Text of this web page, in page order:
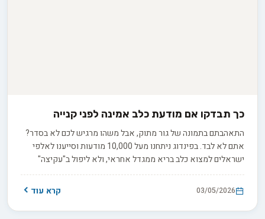
כך תבדקו אם מודעת כלב אמינה לפני קנייה
התאהבתם בתמונה של גור מתוק, אבל משהו מרגיש לכם לא בסדר?
אתם לא לבד. בפינדוג ניתחנו מעל 10,000 מודעות וסייענו לאלפי
ישראלים למצוא כלב בריא ממגדל אחראי, ולא ליפול ב"עקיצה"
שמסתיימת בשברון לב, חשבונות וטרינר כבדים, או תמיכה לא מודעת
במשקי גידול פוגעניים. במדריך הבא נפרק את התהליך לשלושה
שלבים ברורים עם צ'קליסט מדויק שיעזור לכם לבחור נכון, בראש
שקט.
03/05/2026 קרא עוד